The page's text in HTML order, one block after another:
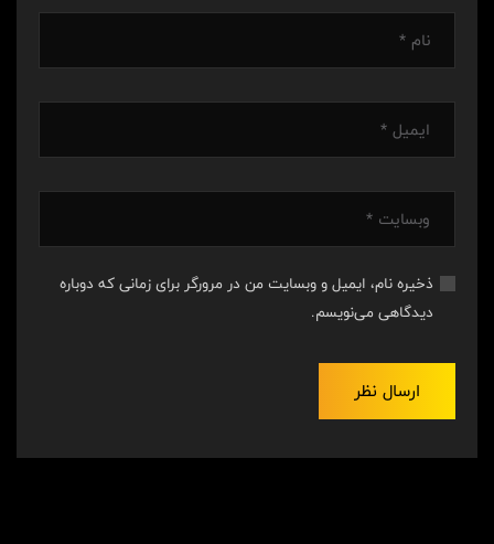
ذخیره نام، ایمیل و وبسایت من در مرورگر برای زمانی که دوباره
دیدگاهی می‌نویسم.